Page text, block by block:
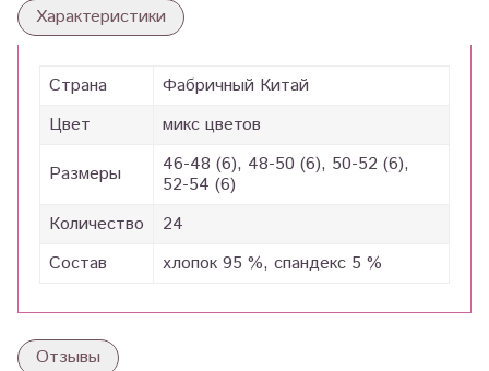
Характеристики
Страна
Фабричный Китай
Цвет
микс цветов
Размеры
46-48 (6), 48-50 (6), 50-52 (6),
52-54 (6)
Количество
24
Состав
хлопок 95 %, спандекс 5 %
Отзывы